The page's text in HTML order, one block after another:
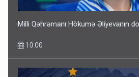
Milli Qəhrəmanı Hökumə Əliyevanın
10:00